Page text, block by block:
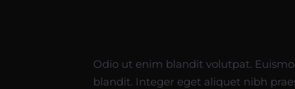
Odio ut enim blandit volutpat.
blandit. Integer eget aliquet nibh